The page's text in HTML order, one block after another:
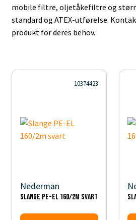
mobile filtre, oljetåkefiltre og
standard og ATEX-utførelse.
produkt for deres behov.
10374423
Nederman
Slange PE-EL 160/2m svart